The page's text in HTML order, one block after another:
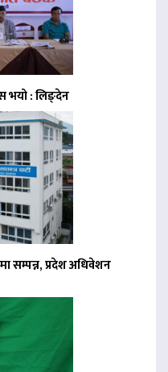
भयो : लिङ्देन
सम्पन्न, प्रदेश अधिवेशन